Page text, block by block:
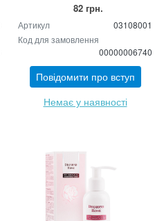
82 грн.
Артикул
03108001
Код для замовлення
00000006740
Повідомити про вступ
Немає у наявності